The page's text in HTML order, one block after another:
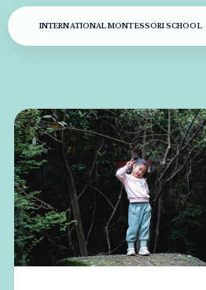
INTERNATIONAL MONTESSORI SCHOOL